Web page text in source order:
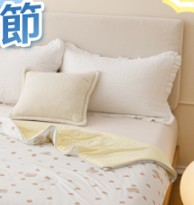
包兩用被組 ｜100%萊
賽爾纖維
NT$3,580 ~ NT$3,880
NT$4,880
加入購物車